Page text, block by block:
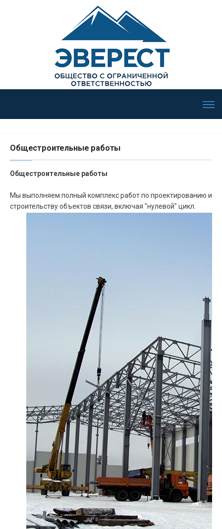
Общестроительные работы
Общестроительные работы
Мы выполняем полный комплекс работ по проектированию и
строительству объектов связи, включая "нулевой" цикл.